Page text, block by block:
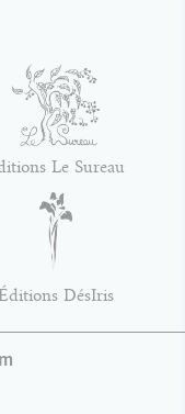
Le Sureau
DésIris